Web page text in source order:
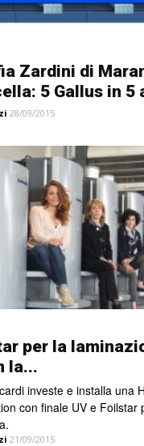
Zardini di
5 Gallus in 5
28/09/2015
per la
la...
investe e installa una
con finale UV e Foilstar
21/09/2015